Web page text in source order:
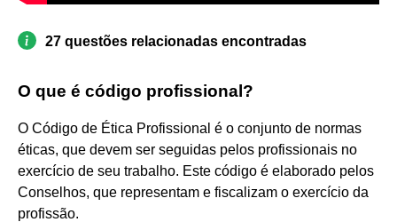
27 questões relacionadas encontradas
O que é código profissional?
O Código de Ética Profissional é o conjunto de normas
éticas, que devem ser seguidas pelos profissionais no
exercício de seu trabalho. Este código é elaborado pelos
Conselhos, que representam e fiscalizam o exercício da
profissão.